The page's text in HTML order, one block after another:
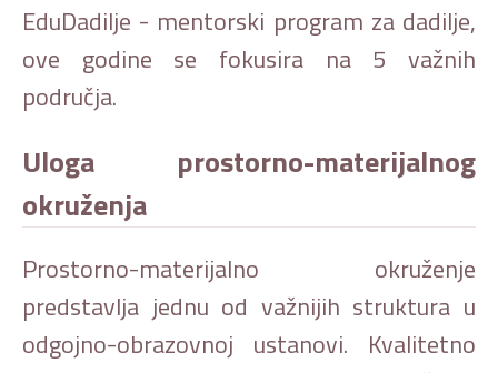
EduDadilje - mentorski program za dadilje,
ove godine se fokusira na 5 važnih
područja.
Uloga prostorno-materijalnog
okruženja
Prostorno-materijalno okruženje
predstavlja jednu od važnijih struktura u
odgojno-obrazovnoj ustanovi. Kvalitetno